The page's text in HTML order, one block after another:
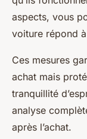
aspects, vous
voiture répond
Ces mesures
achat mais
tranquillité
analyse
après l’achat.